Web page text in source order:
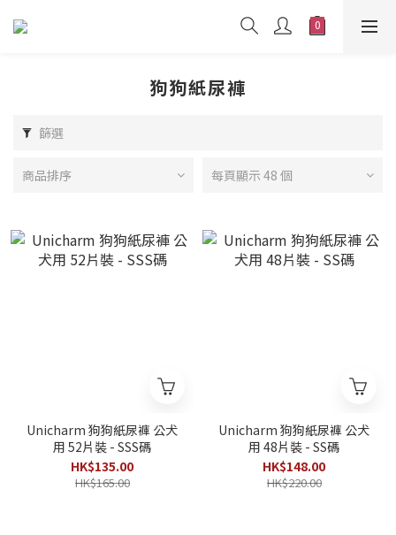
狗狗紙尿褲
篩選
商品排序 每頁顯示 48 個
Unicharm 狗狗紙尿褲 公犬
用 52片裝 - SSS碼
HK$135.00
HK$165.00
Unicharm 狗狗紙尿褲 公犬
用 48片裝 - SS碼
HK$148.00
HK$220.00